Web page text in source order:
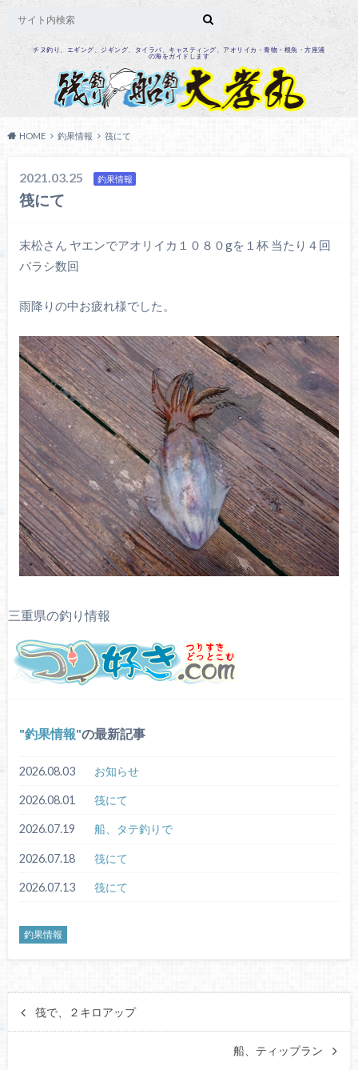
チヌ釣り、エギング、ジギング、タイラバ、キャスティング、アオリイカ・青物・根魚・方座浦
の海をガイドします
HOME 釣果情報 筏にて
2021.03.25 釣果情報
筏にて
末松さん ヤエンでアオリイカ１０８０gを１杯 当たり４回
バラシ数回
雨降りの中お疲れ様でした。
三重県の釣り情報
釣果情報 の最新記事
2026.08.03 お知らせ
2026.08.01 筏にて
2026.07.19 船、タテ釣りで
2026.07.18 筏にて
2026.07.13 筏にて
釣果情報
筏で、２キロアップ
船、ティップラン